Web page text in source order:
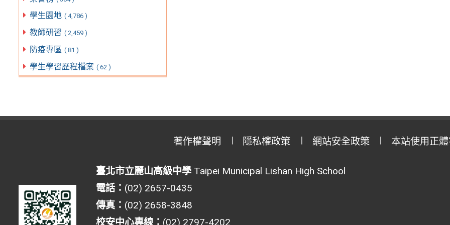
學生園地 ( 4,786 )
教師研習 ( 2,459 )
防疫專區 ( 81 )
學生學習歷程檔案 ( 62 )
著作權聲明 隱私權政策 網站安全政策 本站使用正
臺北市立麗山高級中學Taipei Municipal Lishan High School
電話： (02) 2657-0435
傳真： (02) 2658-3848
校安中心專線： (02) 2797-4202